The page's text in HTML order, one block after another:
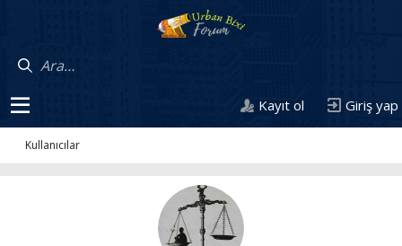
Kayıt ol Giriş yap
Kullanıcılar